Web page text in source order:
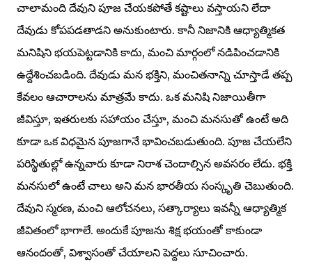
చాలామంది దేవుని పూజ చేయకపోతే కష్టాలు వస్తాయని లేదా
దేవుడు కోపపడతాడని అనుకుంటారు. కానీ నిజానికి ఆధ్యాత్మికత
మనిషిని భయపెట్టడానికి కాదు, మంచి మార్గంలో నడిపించడానికి
ఉద్దేశించబడింది. దేవుడు మన భక్తిని, మంచితనాన్ని చూస్తాడే తప్ప
కేవలం ఆచారాలను మాత్రమే కాదు. ఒక మనిషి నిజాయితీగా
జీవిస్తూ, ఇతరులకు సహాయం చేస్తూ, మంచి మనసుతో ఉంటే అది
కూడా ఒక విధమైన పూజగానే భావించబడుతుంది. పూజ చేయలేని
పరిస్థితుల్లో ఉన్నవారు కూడా నిరాశ చెందాల్సిన అవసరం లేదు. భక్తి
మనసులో ఉంటే చాలు అని మన భారతీయ సంస్కృతి చెబుతుంది.
దేవుని స్మరణ, మంచి ఆలోచనలు, సత్కార్యాలు ఇవన్నీ ఆధ్యాత్మిక
జీవితంలో భాగాలే. అందుకే పూజను శిక్ష భయంతో కాకుండా
ఆనందంతో, విశ్వాసంతో చేయాలని పెద్దలు సూచించారు.